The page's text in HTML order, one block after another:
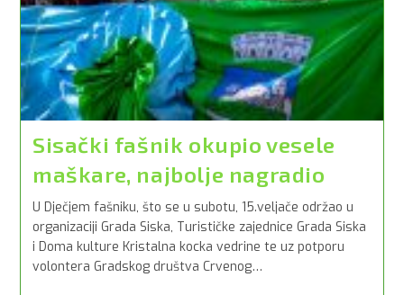
Sisački fašnik okupio vesele
maškare, najbolje nagradio
U Dječjem fašniku, što se u subotu, 15.veljače održao u
organizaciji Grada Siska, Turističke zajednice Grada Siska
i Doma kulture Kristalna kocka vedrine te uz potporu
volontera Gradskog društva Crvenog…